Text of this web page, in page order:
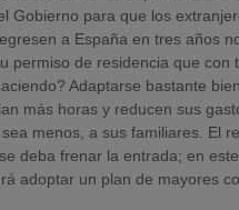
Gobierno para que los
a España en tres años
permiso de residencia que con
Adaptarse bastante
más horas y reducen sus
menos, a sus familiares. El
deba frenar la entrada; en
adoptar un plan de mayores